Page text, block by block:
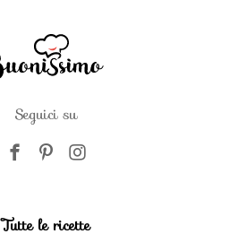
Seguici su
Tutte le ricette